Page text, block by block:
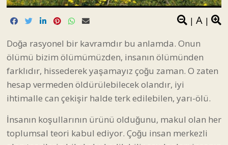
| A |
Doğa rasyonel bir kavramdır bu anlamda. Onun
ölümü bizim ölümümüzden, insanın ölümünden
farklıdır, hissederek yaşamayız çoğu zaman. O zaten
hesap vermeden öldürülebilecek olandır, iyi
ihtimalle can çekişir halde terk edilebilen, yarı-ölü.
İnsanın koşullarının ürünü olduğunu, makul olan her
toplumsal teori kabul ediyor. Çoğu insan merkezli